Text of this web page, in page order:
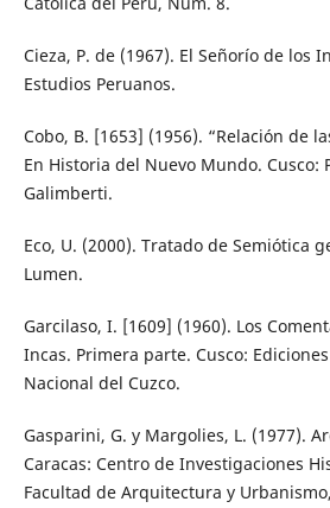
Cieza, P. de (1967). El Señorío de los
Estudios Peruanos.
Cobo, B. [1653] (1956). “Relación de
En Historia del Nuevo Mundo. Cusco:
Galimberti.
Eco, U. (2000). Tratado de Semiótica
Lumen.
Garcilaso, I. [1609] (1960). Los
Incas. Primera parte. Cusco:
Nacional del Cuzco.
Gasparini, G. y Margolies, L. (1977).
Caracas: Centro de Investigaciones
Facultad de Arquitectura y